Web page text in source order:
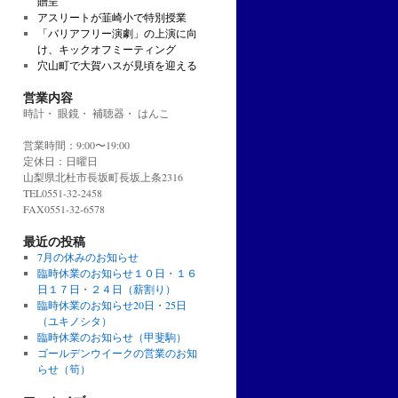
アスリートが韮崎小で特別授業
「バリアフリー演劇」の上演に向
け、キックオフミーティング
穴山町で大賀ハスが見頃を迎える
営業内容
時計・ 眼鏡・ 補聴器・ はんこ
営業時間：9:00〜19:00
定休日：日曜日
山梨県北杜市長坂町長坂上条2316
TEL0551-32-2458
FAX0551-32-6578
最近の投稿
7月の休みのお知らせ
臨時休業のお知らせ１０日・１６
日１７日・２４日（薪割り）
臨時休業のお知らせ20日・25日
（ユキノシタ）
臨時休業のお知らせ（甲斐駒）
ゴールデンウイークの営業のお知
らせ（筍）